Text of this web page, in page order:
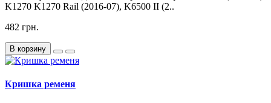
K1270 K1270 Rail (2016-07), K6500 II (2..
482 грн.
В корзину
Кришка ременя